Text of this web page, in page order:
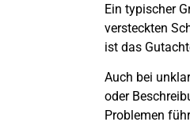
Ein typischer
versteckten
ist das
Auch bei
oder
Problemen